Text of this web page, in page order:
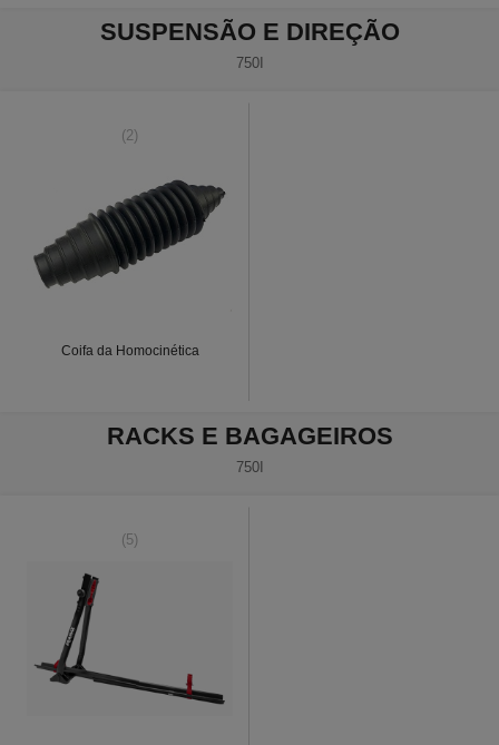
SUSPENSÃO E DIREÇÃO
750I
(2)
Coifa da Homocinética
RACKS E BAGAGEIROS
750I
(5)